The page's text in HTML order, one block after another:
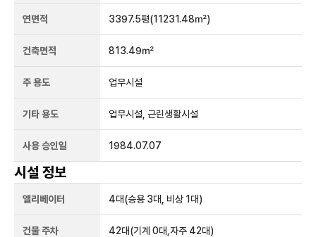
연면적 3397.5평(11231.48㎡)
건축면적 813.49㎡
주 용도 업무시설
기타 용도 업무시설, 근린생활시설
사용 승인일 1984.07.07
시설 정보
엘리베이터 4대(승용 3대, 비상 1대)
건물 주차 42대(기계 0대,자주 42대)